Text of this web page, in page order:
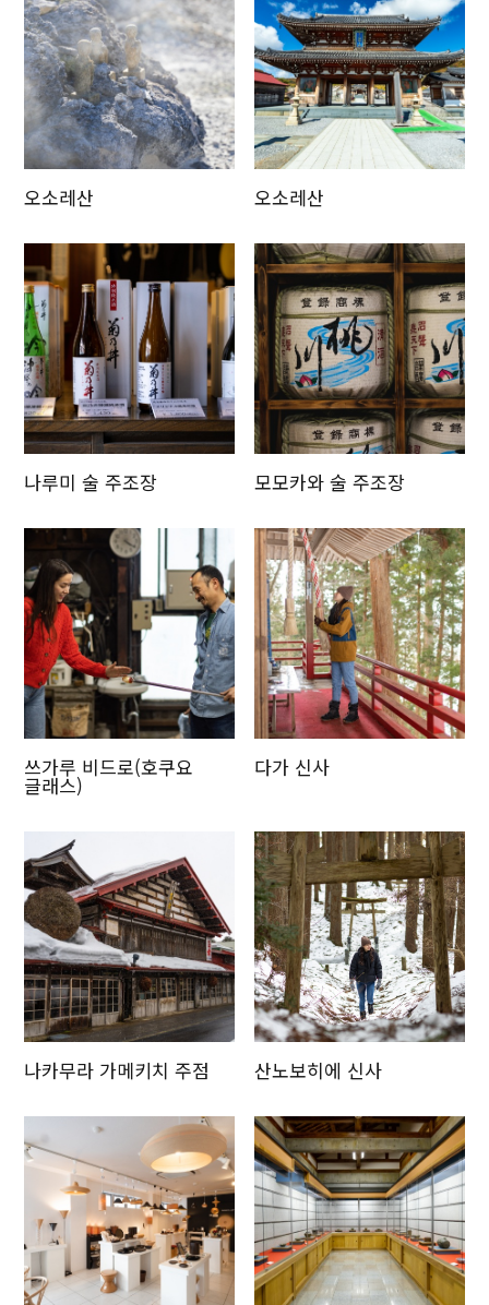
오소레산 오소레산
나루미 술 주조장 모모카와 술 주조장
쓰가루 비드로(호쿠요
글래스)
다가 신사
나카무라 가메키치 주점 산노보히에 신사
Twitter에 공유
Facebook에 공유
링크 복사